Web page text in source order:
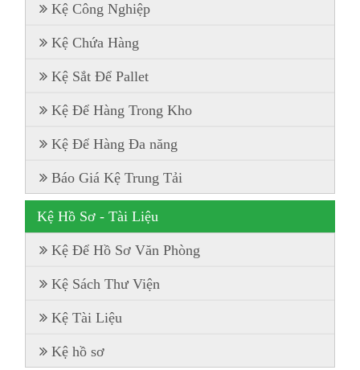
Kệ Công Nghiệp
Kệ Chứa Hàng
Kệ Sắt Để Pallet
Kệ Để Hàng Trong Kho
Kệ Để Hàng Đa năng
Báo Giá Kệ Trung Tải
Kệ Hồ Sơ - Tài Liệu
Kệ Để Hồ Sơ Văn Phòng
Kệ Sách Thư Viện
Kệ Tài Liệu
Kệ hồ sơ